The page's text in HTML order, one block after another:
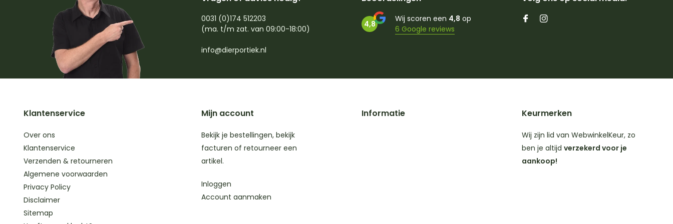
0031 (0)174 512203
(ma. t/m zat. van 09:00-18:00)
info@dierportiek.nl
4,8
Wij scoren een 4,8 op
6 Google reviews
Klantenservice
Over ons
Klantenservice
Verzenden & retourneren
Algemene voorwaarden
Privacy Policy
Disclaimer
Sitemap
Mijn account
Bekijk je bestellingen, bekijk
facturen of retourneer een
artikel.
Inloggen
Account aanmaken
Informatie Keurmerken
Wij zijn lid van WebwinkelKeur, zo
ben je altijd verzekerd voor je
aankoop!